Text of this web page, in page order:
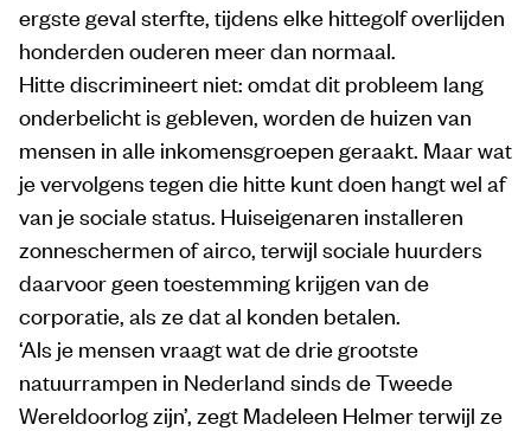
ergste geval sterfte, tijdens elke hittegolf overlijden
honderden ouderen meer dan normaal.
Hitte discrimineert niet: omdat dit probleem lang
onderbelicht is gebleven, worden de huizen van
mensen in alle inkomensgroepen geraakt. Maar wat
je vervolgens tegen die hitte kunt doen hangt wel af
van je sociale status. Huiseigenaren installeren
zonneschermen of airco, terwijl sociale huurders
daarvoor geen toestemming krijgen van de
corporatie, als ze dat al konden betalen.
‘Als je mensen vraagt wat de drie grootste
natuurrampen in Nederland sinds de Tweede
Wereldoorlog zijn’, zegt Madeleen Helmer terwijl ze